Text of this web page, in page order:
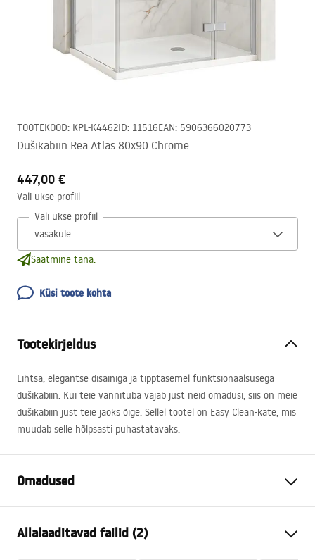
TOOTEKOOD: KPL-K4462ID: 11516EAN: 5906366020773
Dušikabiin Rea Atlas 80x90 Chrome
447,00 €
Vali ukse profiil
Vali ukse profiil
Saatmine täna.
Küsi toote kohta
Tootekirjeldus
Lihtsa, elegantse disainiga ja tipptasemel funktsionaalsusega
dušikabiin. Kui teie vannituba vajab just neid omadusi, siis on meie
dušikabiin just teie jaoks õige. Sellel tootel on Easy Clean-kate, mis
muudab selle hõlpsasti puhastatavaks.
Omadused
Värv
Allalaaditavad failid (2)